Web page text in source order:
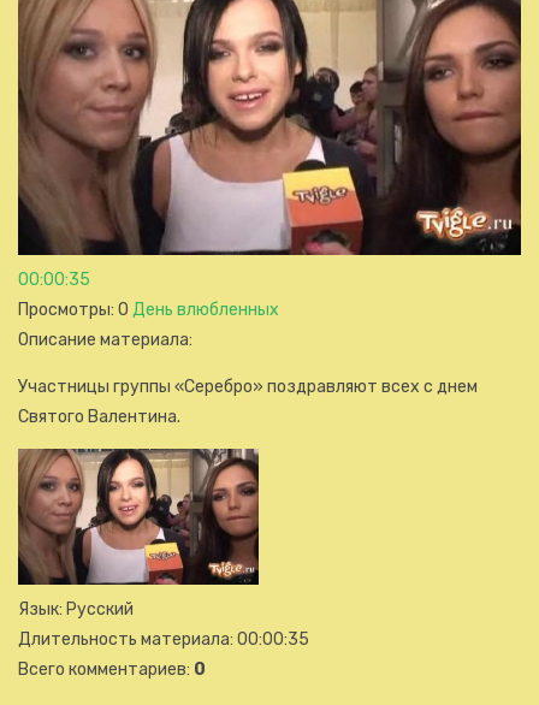
00:00:35
Просмотры: 0 День влюбленных
Описание материала:
Участницы группы «Серебро» поздравляют всех с днем
Святого Валентина.
Язык: Русский
Длительность материала: 00:00:35
Всего комментариев: 0